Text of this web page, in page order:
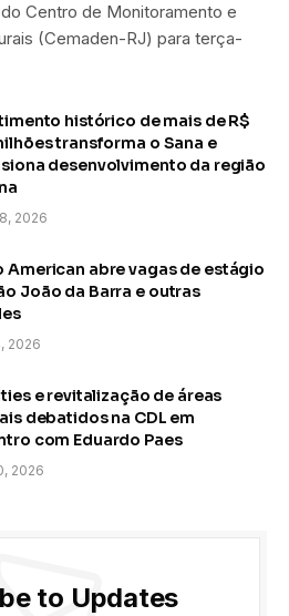
Centro de Monitoramento e
(Cemaden-RJ) para terça-
histórico de mais de R$
transforma o Sana e
desenvolvimento da região
2026
American abre vagas de estágio
João da Barra e outras
2026
e revitalização de áreas
debatidos na CDL em
com Eduardo Paes
2026
to Updates